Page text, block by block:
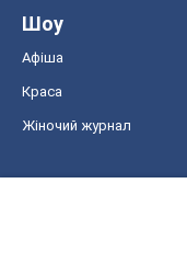
Шоу
Афіша
Краса
Жіночий журнал